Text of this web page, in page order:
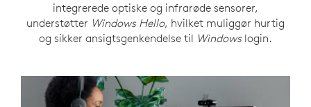
integrerede optiske og infrarøde sensorer,
understøtter Windows Hello, hvilket muliggør hurtig
og sikker ansigtsgenkendelse til Windowslogin.